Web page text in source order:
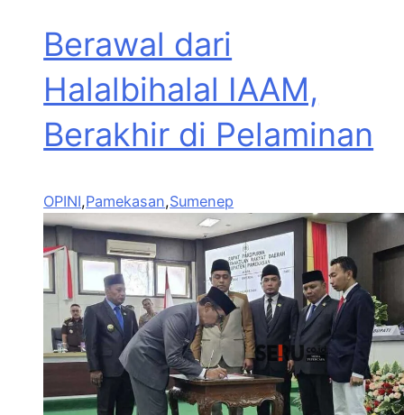
Berawal dari
Halalbihalal IAAM,
Berakhir di Pelaminan
OPINI,Pamekasan,Sumenep